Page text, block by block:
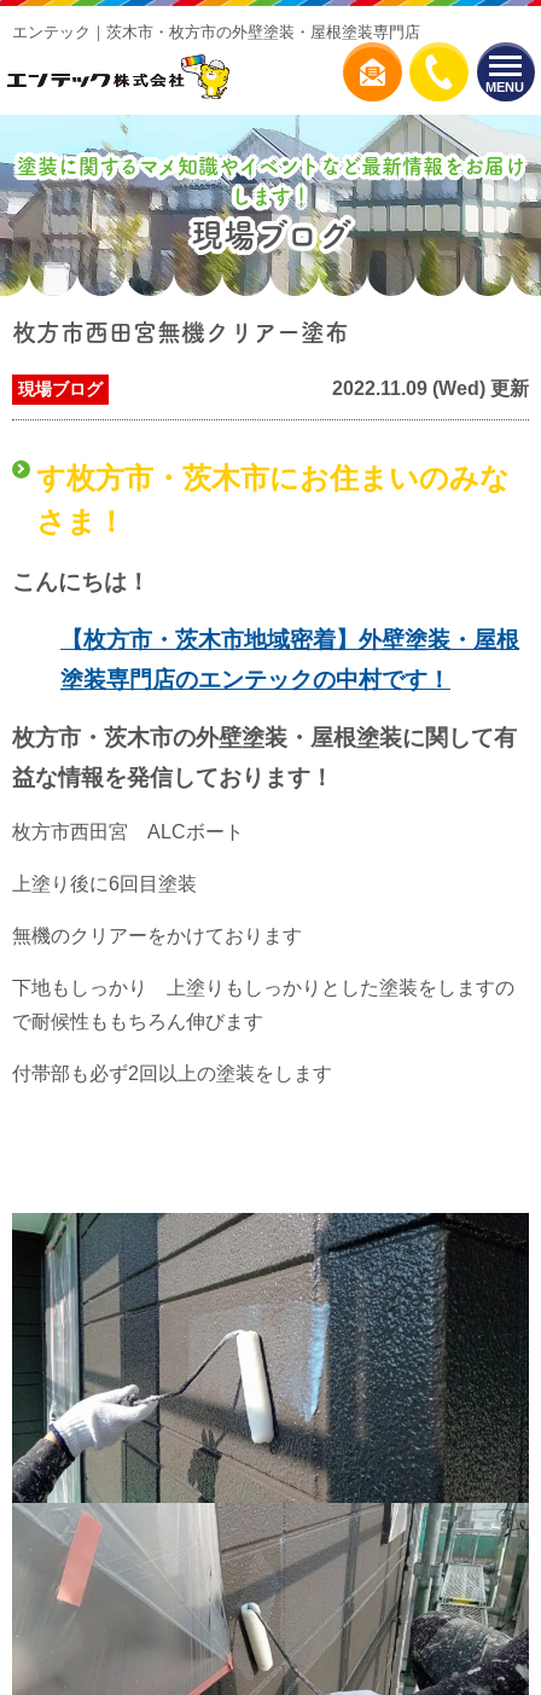
MENU
エンテック｜茨木市・枚方市の外壁塗装・屋根塗装専門店
塗装に関するマメ知識やイベントなど最新情報をお届け
します！
現場ブログ
枚方市西田宮無機クリアー塗布
現場ブログ 2022.11.09 (Wed) 更新
す枚方市・茨木市にお住まいのみな
さま！
こんにちは！
【枚方市・茨木市地域密着】外壁塗装・屋根
塗装専門店のエンテックの中村です！
枚方市・茨木市の外壁塗装・屋根塗装に関して有
益な情報を発信しております！
枚方市西田宮 ALCボート
上塗り後に6回目塗装
無機のクリアーをかけております
下地もしっかり 上塗りもしっかりとした塗装をしますの
で耐候性ももちろん伸びます
付帯部も必ず2回以上の塗装をします